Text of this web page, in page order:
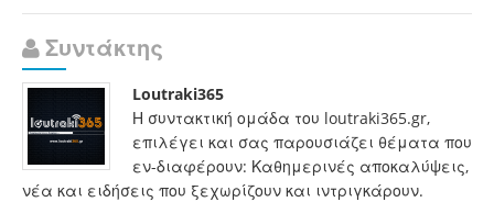
Συντάκτης
Loutraki365
Η συντακτική ομάδα του loutraki365.gr,
επιλέγει και σας παρουσιάζει θέματα που
εν-διαφέρουν: Καθημερινές αποκαλύψεις,
νέα και ειδήσεις που ξεχωρίζουν και ιντριγκάρουν.